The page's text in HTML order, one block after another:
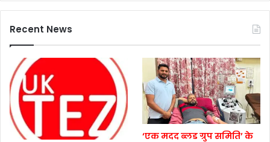
Recent News
‘एक मदद ब्लड ग्रुप समिति’ के